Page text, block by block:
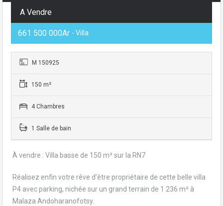
A Vendre
661 500 000Ar - Villa
M 150925
150 m²
4 Chambres
1 Salle de bain
À vendre : Villa basse de 150 m² sur la RN7
Réalisez enfin votre rêve d’être propriétaire de cette belle villa
P4 avec parking, nichée sur un grand terrain de 1 236 m² à
Malaza Andoharanofotsy.